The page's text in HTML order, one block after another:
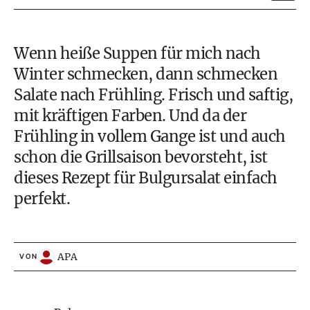
Wenn heiße Suppen für mich nach
Winter schmecken, dann schmecken
Salate nach Frühling. Frisch und saftig,
mit kräftigen Farben. Und da der
Frühling in vollem Gange ist und auch
schon die Grillsaison bevorsteht, ist
dieses Rezept für Bulgursalat einfach
perfekt.
VON APA